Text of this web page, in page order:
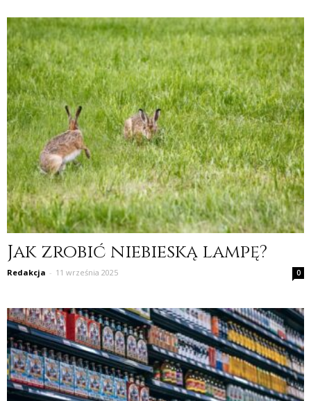
Jak zrobić niebieską lampę?
Redakcja - 11 września 2025 0